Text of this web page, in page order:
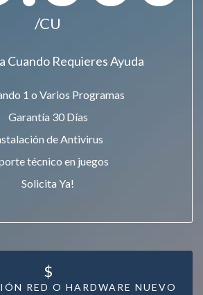
/CU
Cuando Requieres Ayuda
1 o Varios Programas
Garantía 30 Días
de Antivirus
técnico en juegos
Solicita Ya!
RED O HARDWARE NUEVO
$